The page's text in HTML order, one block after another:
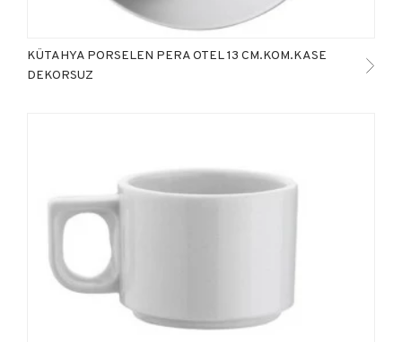
KÜTAHYA PORSELEN PERA OTEL 13 CM.KOM.KASE
DEKORSUZ